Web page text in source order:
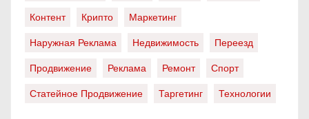
Контент
Крипто
Маркетинг
Наружная Реклама
Недвижимость
Переезд
Продвижение
Реклама Ремонт
Спорт
Статейное Продвижение
Таргетинг Технологии